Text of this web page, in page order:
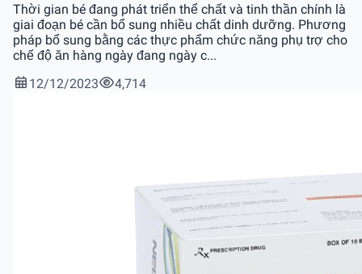
Thời gian bé đang phát triển thể chất và tinh thần chính là
giai đoạn bé cần bổ sung nhiều chất dinh dưỡng. Phương
pháp bổ sung bằng các thực phẩm chức năng phụ trợ cho
chế độ ăn hàng ngày đang ngày c...
12/12/2023
4,714